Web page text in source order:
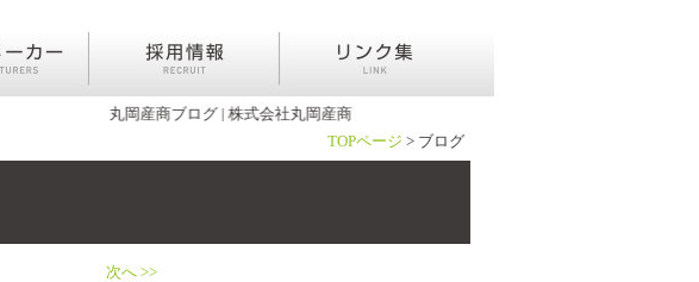
丸岡産商ブログ | 株式会社丸岡産商
TOPページ > ブログ
次へ >>